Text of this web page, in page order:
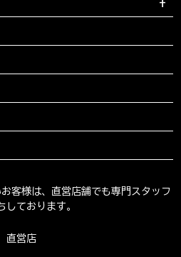
客様は、直営店舗でも専門スタッフ
しております。
直営店